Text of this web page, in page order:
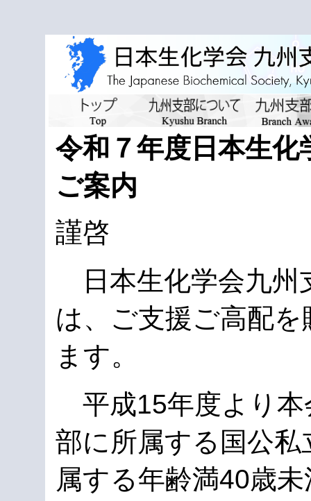
令和７年度日本生化
ご案内
謹啓
日本生化学会九州
は、ご支援ご高配
ます。
平成15年度より本
部に所属する国公
属する年齢満40歳